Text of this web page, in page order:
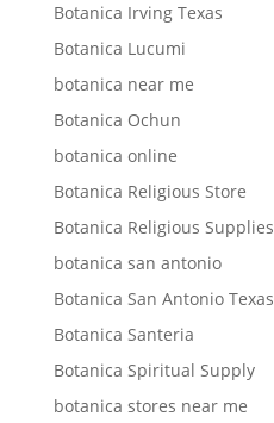
Botanica Irving Texas
Botanica Lucumi
botanica near me
Botanica Ochun
botanica online
Botanica Religious Store
Botanica Religious Supplies
botanica san antonio
Botanica San Antonio Texas
Botanica Santeria
Botanica Spiritual Supply
botanica stores near me